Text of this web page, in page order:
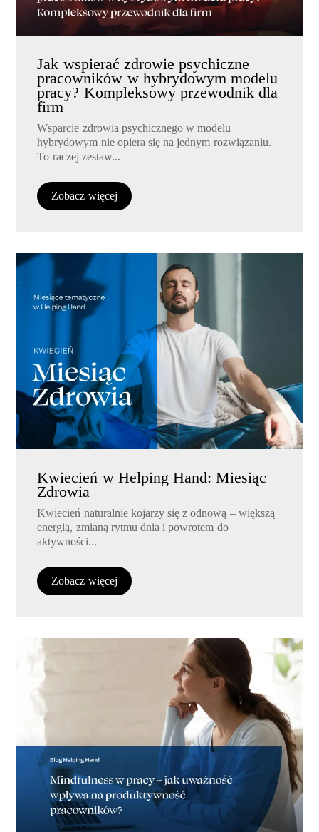
Jak wspierać zdrowie psychiczne
pracowników w hybrydowym modelu
pracy? Kompleksowy przewodnik dla
firm
Wsparcie zdrowia psychicznego w modelu
hybrydowym nie opiera się na jednym rozwiązaniu.
To raczej zestaw...
Zobacz więcej
Kwiecień w Helping Hand: Miesiąc
Zdrowia
Kwiecień naturalnie kojarzy się z odnową – większą
energią, zmianą rytmu dnia i powrotem do
aktywności...
Zobacz więcej